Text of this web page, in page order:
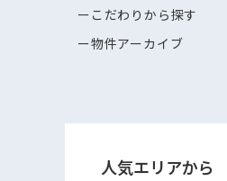
こだわりから探す
物件アーカイブ
人気エリアから